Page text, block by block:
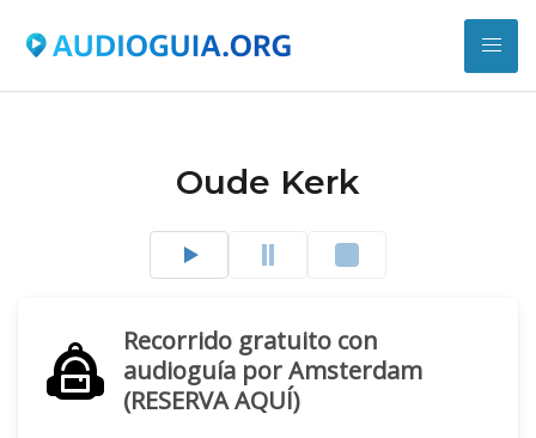
Oude Kerk
Recorrido gratuito con
audioguía por Amsterdam
(RESERVA AQUÍ)